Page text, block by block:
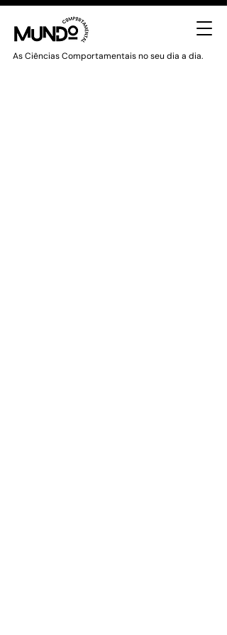
As Ciências Comportamentais no seu dia a dia.